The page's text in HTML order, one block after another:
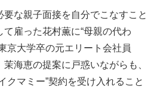
な親子面接を自分でこなすこと
雇った花村薫に“母親の代わ
京大学卒の元エリート会社員
海恵の提案に戸惑いながらも、
クマミー”契約を受け入れること